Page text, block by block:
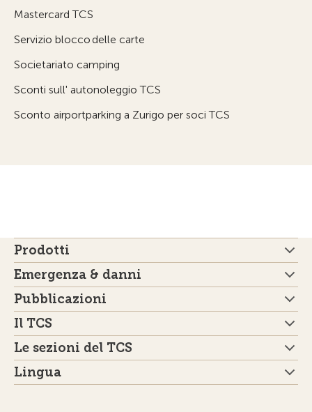
Mastercard TCS
Servizio blocco delle carte
Societariato camping
Sconti sull' autonoleggio TCS
Sconto airportparking a Zurigo per soci TCS
Prodotti
Emergenza & danni
Pubblicazioni
Il TCS
Le sezioni del TCS
Lingua